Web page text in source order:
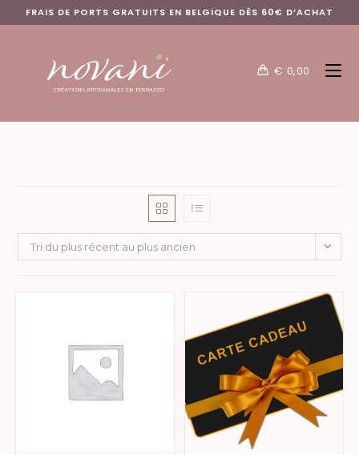
FRAIS DE PORTS GRATUITS EN BELGIQUE DÈS 60€ D’ACHAT
€ 0,00
Tri du plus récent au plus ancien